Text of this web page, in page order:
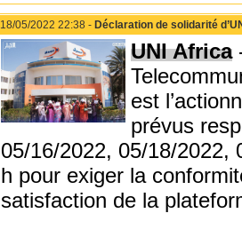
18/05/2022 22:38 - Déclaration de solidarité
UNI Africa
est
prévus
05/16/2022, 05/18/2022,
h pour exiger la
satisfaction de la